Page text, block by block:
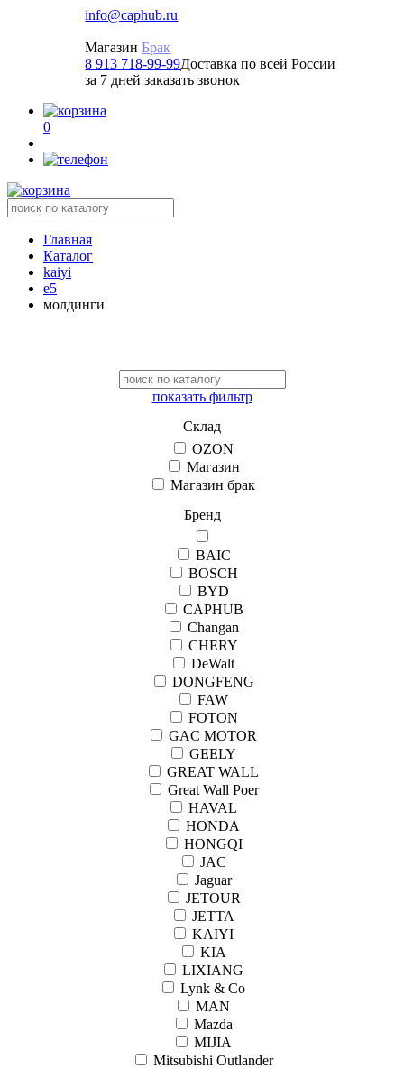
info@caphub.ru
Магазин Брак
8 913 718-99-99Доставка по всей России
за 7 дней заказать звонок
0
Главная
Каталог
kaiyi
e5
молдинги
показать фильтр
Склад
OZON
Магазин
Магазин брак
Бренд
BAIC
BOSCH
BYD
CAPHUB
Changan
CHERY
DeWalt
DONGFENG
FAW
FOTON
GAC MOTOR
GEELY
GREAT WALL
Great Wall Рoer
HAVAL
HONDA
HONGQI
JAC
Jaguar
JETOUR
JETTA
KAIYI
KIA
LIXIANG
Lynk & Co
MAN
Mazda
MIJIA
Mitsubishi Outlander